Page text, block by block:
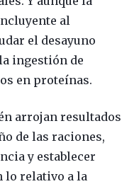
al
el desayuno
ingestión de
en proteínas.
arrojan resultados
de las raciones,
y establecer
lo relativo a la